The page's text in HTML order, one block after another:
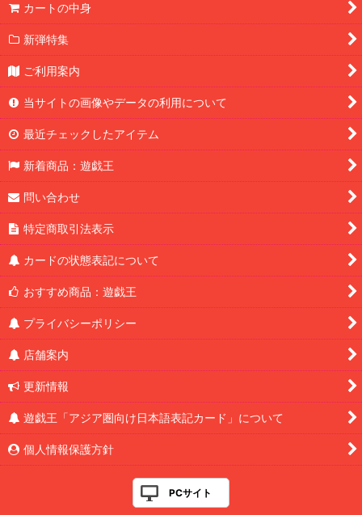
カートの中身
新弾特集
ご利用案内
当サイトの画像やデータの利用について
最近チェックしたアイテム
新着商品：遊戯王
問い合わせ
特定商取引法表示
カードの状態表記について
おすすめ商品：遊戯王
プライバシーポリシー
店舗案内
更新情報
遊戯王「アジア圏向け日本語表記カード」について
個人情報保護方針
PCサイト